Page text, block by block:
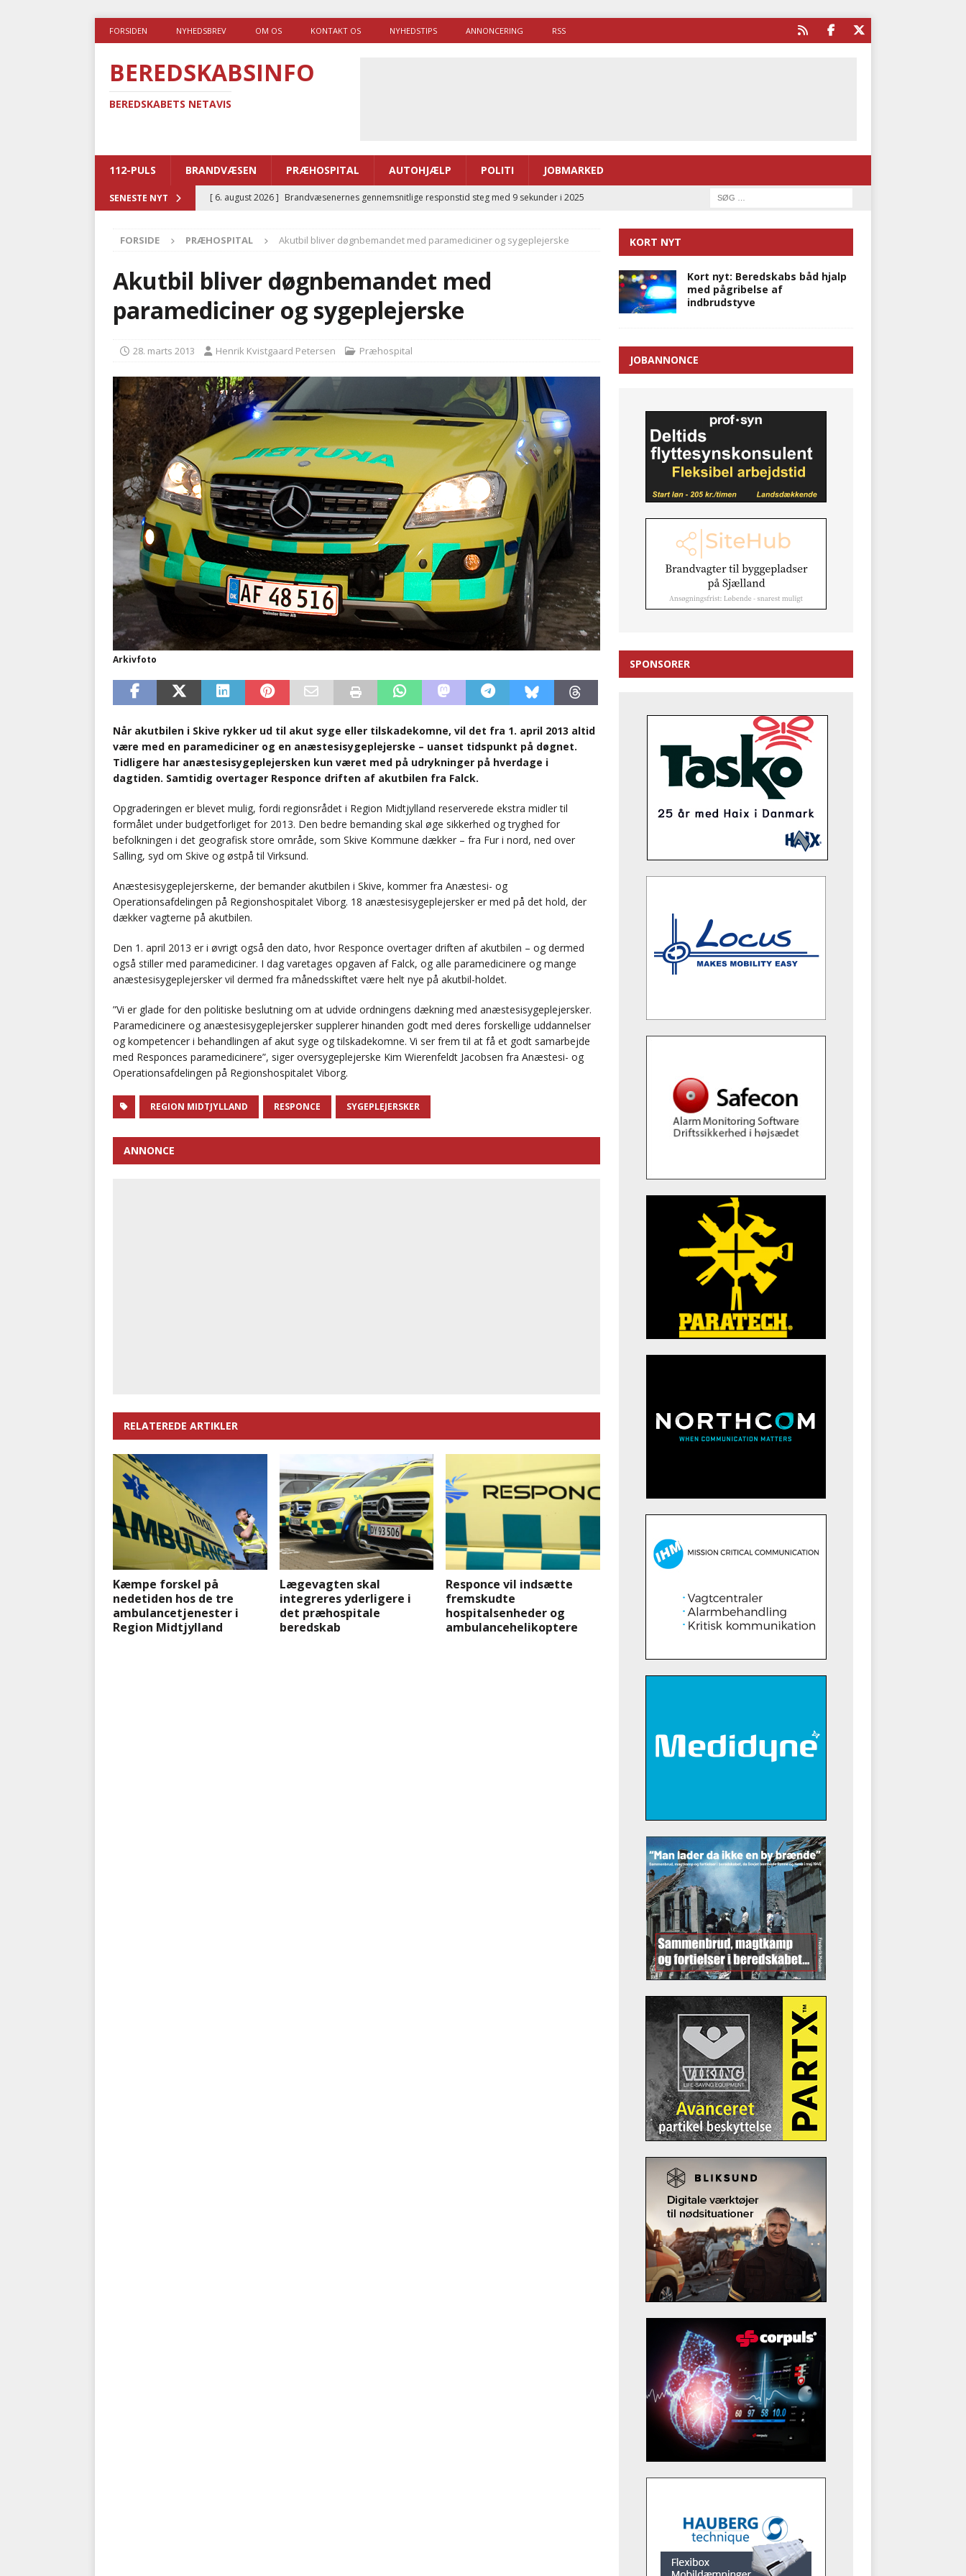
FORSIDEN NYHEDSBREV OM OS KONTAKT OS NYHEDSTIPS ANNONCERING RSS
BEREDSKABSINFO
BEREDSKABETS NETAVIS
112-PULS BRANDVÆSEN PRÆHOSPITAL AUTOHJÆLP POLITI JOBMARKED
SENESTE NYT [ 6. august 2026 ] Brandvæsenernes gennemsnitlige responstid steg med 9 sekunder i 2025
[ 5. august 2026 ] Advarer: Udløb af sygetransporttilladelser kan sende 400.000 kørsler over
i det offentlige
PRÆHOSPITAL
Ny ambulance og el-sygetransportvogn til Samsø
[ 4. august 2026 ]
Brandvæsenerne brugte lidt længere tid på at komme af sted i 2025
nødsporet
AUTOHJÆLP
FORSIDE PRÆHOSPITAL Akutbil bliver døgnbemandet med paramediciner og sygeplejerske
Akutbil bliver døgnbemandet med
paramediciner og sygeplejerske
28. marts 2013 Henrik Kvistgaard Petersen Præhospital
Arkivfoto
Når akutbilen i Skive rykker ud til akut syge eller tilskadekomne, vil det fra 1. april 2013 altid
være med en paramediciner og en anæstesisygeplejerske – uanset tidspunkt på døgnet.
Tidligere har anæstesisygeplejersken kun været med på udrykninger på hverdage i
dagtiden. Samtidig overtager Responce driften af akutbilen fra Falck.
Opgraderingen er blevet mulig, fordi regionsrådet i Region Midtjylland reserverede ekstra midler til
formålet under budgetforliget for 2013. Den bedre bemanding skal øge sikkerhed og tryghed for
befolkningen i det geografisk store område, som Skive Kommune dækker – fra Fur i nord, ned over
Salling, syd om Skive og østpå til Virksund.
Anæstesisygeplejerskerne, der bemander akutbilen i Skive, kommer fra Anæstesi- og
Operationsafdelingen på Regionshospitalet Viborg. 18 anæstesisygeplejersker er med på det hold, der
dækker vagterne på akutbilen.
Den 1. april 2013 er i øvrigt også den dato, hvor Responce overtager driften af akutbilen – og dermed
også stiller med paramediciner. I dag varetages opgaven af Falck, og alle paramedicinere og mange
anæstesisygeplejersker vil dermed fra månedsskiftet være helt nye på akutbil-holdet.
”Vi er glade for den politiske beslutning om at udvide ordningens dækning med anæstesisygeplejersker.
Paramedicinere og anæstesisygeplejersker supplerer hinanden godt med deres forskellige uddannelser
og kompetencer i behandlingen af akut syge og tilskadekomne. Vi ser frem til at få et godt samarbejde
med Responces paramedicinere”, siger oversygeplejerske Kim Wierenfeldt Jacobsen fra Anæstesi- og
Operationsafdelingen på Regionshospitalet Viborg.
REGION MIDTJYLLAND RESPONCE SYGEPLEJERSKER
ANNONCE
RELATEREDE ARTIKLER
Kæmpe forskel på
nedetiden hos de tre
ambulancetjenester i
Region Midtjylland
Lægevagten skal
integreres yderligere i
det præhospitale
beredskab
Responce vil indsætte
fremskudte
hospitalsenheder og
ambulancehelikoptere
KORT NYT
Kort nyt: Beredskabs båd hjalp
med pågribelse af
indbrudstyve
JOBANNONCE
SPONSORER